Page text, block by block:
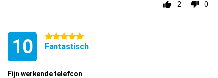
2 0
10 5 sterren
Fantastisch
Fijn werkende telefoon